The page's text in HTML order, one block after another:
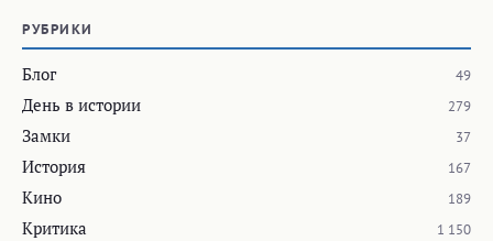
РУБРИКИ
Блог 49
День в истории 279
Замки 37
История 167
Кино 189
Критика 1 150